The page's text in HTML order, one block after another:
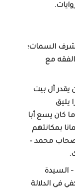
السمات؛
مع
يقدر آل بيت
يليق
كان يسع أبا
بمكانتهم
أصحاب محمد –
– السيدة
في الدلالة